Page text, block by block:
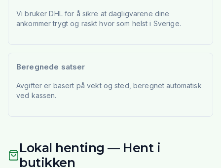
Vi bruker DHL for å sikre at dagligvarene dine
ankommer trygt og raskt hvor som helst i Sverige.
Beregnede satser
Avgifter er basert på vekt og sted, beregnet automatisk
ved kassen.
Lokal henting — Hent i
butikken